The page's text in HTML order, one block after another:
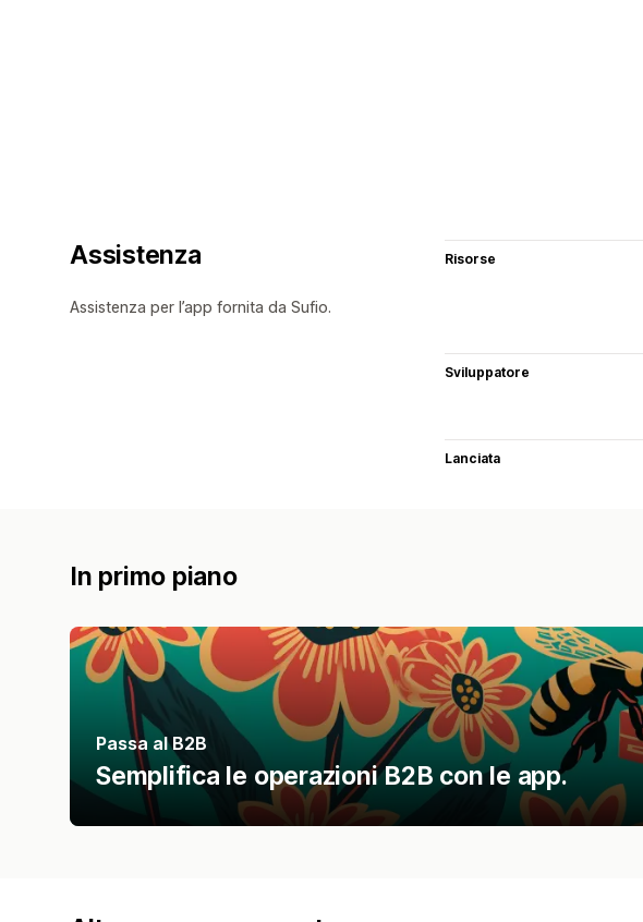
Assistenza
Assistenza per l’app fornita da Sufio.
Risorse
Sviluppatore
Lanciata
In primo piano
Passa al B2B
Semplifica le operazioni B2B con le app.